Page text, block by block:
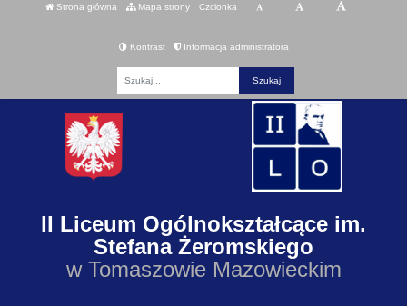
Strona główna Mapa strony Czcionka
Kontrast Informacja administratora
II Liceum Ogólnokształcące im.
Stefana Żeromskiego
w Tomaszowie Mazowieckim